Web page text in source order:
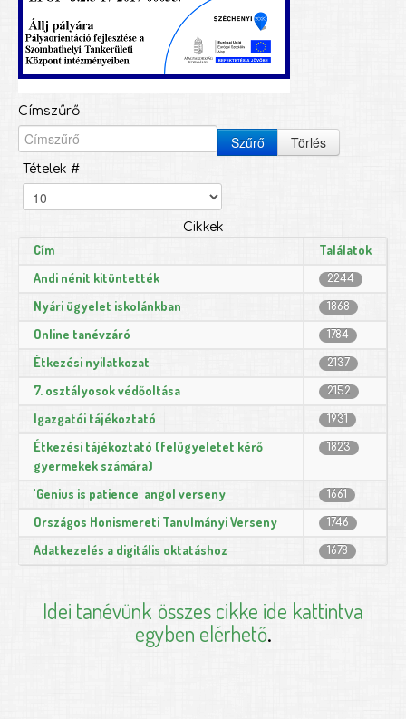
Címszűrő
Szűrő Törlés
Tételek #
Cikkek
Cím
Találatok
Andi nénit kitüntették
2244
Nyári ügyelet iskolánkban 1868
Online tanévzáró 1784
Étkezési nyilatkozat 2137
7. osztályosok védőoltása 2152
Igazgatói tájékoztató 1931
Étkezési tájékoztató (felügyeletet kérő
gyermekek számára)
1823
'Genius is patience' angol verseny 1661
Országos Honismereti Tanulmányi Verseny 1746
Adatkezelés a digitális oktatáshoz 1678
Idei tanévünk összes cikke ide kattintva
egyben elérhető.